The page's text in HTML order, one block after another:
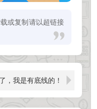
或复制请以超链接
，我是有底线的！